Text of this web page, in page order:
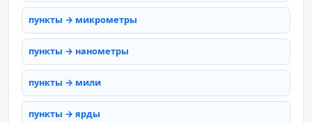
пункты → микрометры
пункты → нанометры
пункты → мили
пункты → ярды